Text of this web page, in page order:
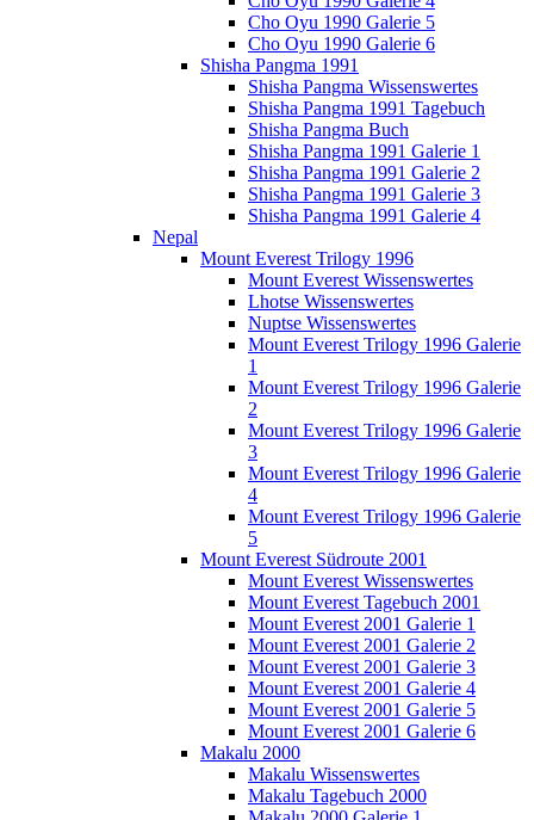
Cho Oyu 1990 Galerie 5
Cho Oyu 1990 Galerie 6
Shisha Pangma 1991
Shisha Pangma Wissenswertes
Shisha Pangma 1991 Tagebuch
Shisha Pangma Buch
Shisha Pangma 1991 Galerie 1
Shisha Pangma 1991 Galerie 2
Shisha Pangma 1991 Galerie 3
Shisha Pangma 1991 Galerie 4
Nepal
Mount Everest Trilogy 1996
Mount Everest Wissenswertes
Lhotse Wissenswertes
Nuptse Wissenswertes
Mount Everest Trilogy 1996 Galerie
1
Mount Everest Trilogy 1996 Galerie
2
Mount Everest Trilogy 1996 Galerie
3
Mount Everest Trilogy 1996 Galerie
4
Mount Everest Trilogy 1996 Galerie
5
Mount Everest Südroute 2001
Mount Everest Wissenswertes
Mount Everest Tagebuch 2001
Mount Everest 2001 Galerie 1
Mount Everest 2001 Galerie 2
Mount Everest 2001 Galerie 3
Mount Everest 2001 Galerie 4
Mount Everest 2001 Galerie 5
Mount Everest 2001 Galerie 6
Makalu 2000
Makalu Wissenswertes
Makalu Tagebuch 2000